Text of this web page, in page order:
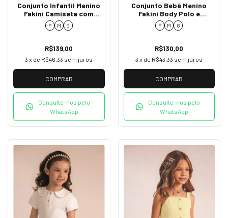
Conjunto Infantil Menino
Fakini Camiseta com
Botões e Bermuda
Listrada 02050
P M G
R$139,00
3 x de R$46,33 sem juros
COMPRAR
Consulte-nos pelo
WhatsApp
Conjunto Bebê Menino
Fakini Body Polo e
Jardineira Listrada 02064
P M G
R$130,00
3 x de R$43,33 sem juros
COMPRAR
Consulte-nos pelo
WhatsApp